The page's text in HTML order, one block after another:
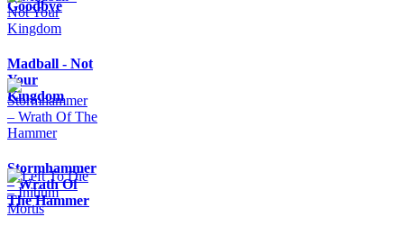
Goodbye
Madball - Not
Your
Kingdom
Stormhammer
– Wrath Of
The Hammer